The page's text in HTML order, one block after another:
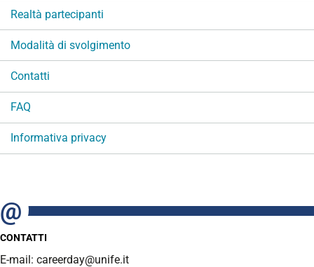
Realtà partecipanti
Modalità di svolgimento
Contatti
FAQ
Informativa privacy
CONTATTI
E-mail: careerday@unife.it